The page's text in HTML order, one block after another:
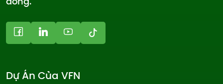
Dự Án Của VFN